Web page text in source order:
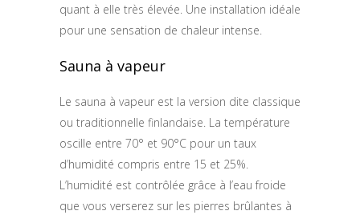
quant à elle très élevée. Une installation idéale
pour une sensation de chaleur intense.
Sauna à vapeur
Le sauna à vapeur est la version dite classique
ou traditionnelle finlandaise. La température
oscille entre 70° et 90°C pour un taux
d’humidité compris entre 15 et 25%.
L’humidité est contrôlée grâce à l’eau froide
que vous verserez sur les pierres brûlantes à